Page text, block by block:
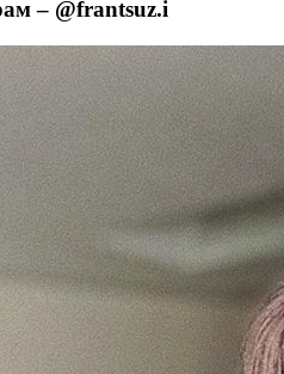
– @frantsuz.i